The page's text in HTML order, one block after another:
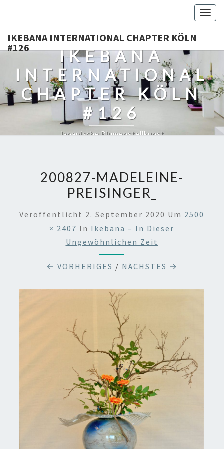
IKEBANA INTERNATIONAL CHAPTER KÖLN
#126
IKEBANA
INTERNATIONAL
CHAPTER KÖLN
#126
Japanische Blumenstellkunst
200827-MADELEINE-
PREISINGER_
Veröffentlicht 2. September 2020 Um 2500
× 2407 In Ikebana – In Dieser
Ungewöhnlichen Zeit
← VORHERIGES / NÄCHSTES →